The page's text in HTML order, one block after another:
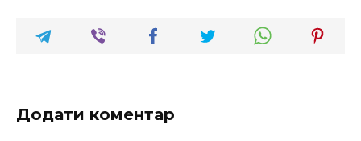
Додати коментар